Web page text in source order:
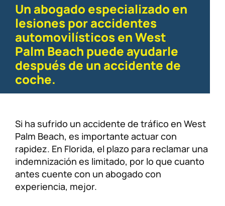
Un abogado especializado en
lesiones por accidentes
automovilísticos en West
Palm Beach puede ayudarle
después de un accidente de
coche.
Si ha sufrido un accidente de tráfico en West
Palm Beach, es importante actuar con
rapidez. En Florida, el plazo para reclamar una
indemnización es limitado, por lo que cuanto
antes cuente con un abogado con
experiencia, mejor.